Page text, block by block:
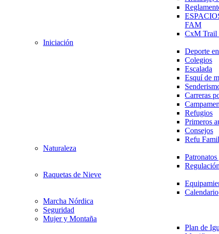
FAM
CxM
Iniciación
Deporte
Colegios
Escalada
Esquí de
Carreras
Refugios
Primeros
Consejos
Refu
Naturaleza
Raquetas de Nieve
Calendario
Marcha Nórdica
Seguridad
Mujer y Montaña
Plan de